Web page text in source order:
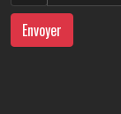
Envoyer